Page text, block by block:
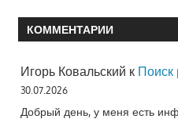
КОММЕНТАРИИ
Игорь Ковальский к Поиск
30.07.2026
Добрый день, у меня есть